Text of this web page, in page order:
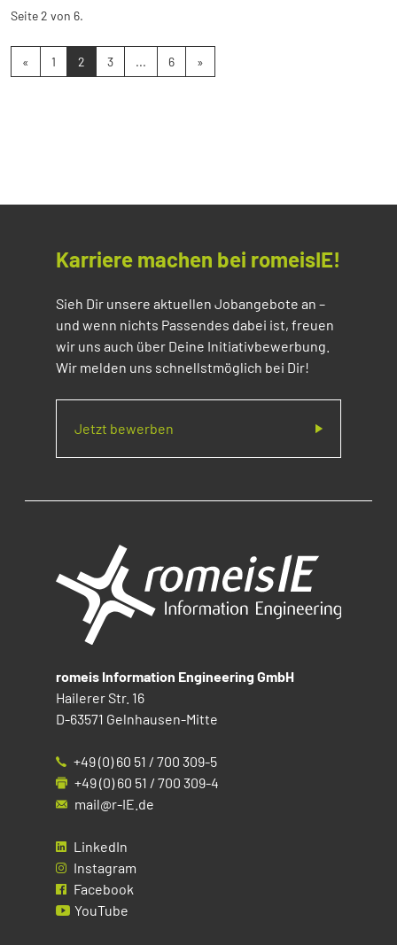
Seite 2 von 6.
« 1 2 3 ... 6 »
Karriere machen bei romeisIE!
Sieh Dir unsere aktuellen Jobangebote an –
und wenn nichts Passendes dabei ist, freuen
wir uns auch über Deine Initiativbewerbung.
Wir melden uns schnellstmöglich bei Dir!
Jetzt bewerben
romeis Information Engineering GmbH
Hailerer Str. 16
D-63571 Gelnhausen-Mitte
+49 (0) 60 51 / 700 309-5
+49 (0) 60 51 / 700 309-4
mail@r-IE.de
LinkedIn
Instagram
Facebook
YouTube